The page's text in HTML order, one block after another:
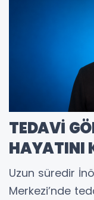
TEDAVİ
HAYATINI
Uzun süredir
Merkezi’nde